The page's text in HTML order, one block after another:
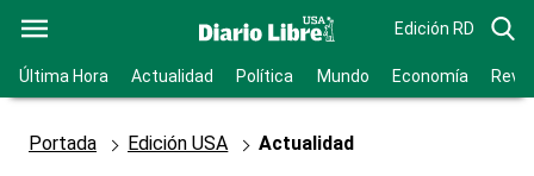
Edición RD
Última Hora Actualidad Política Mundo Economía
Portada Edición USA Actualidad